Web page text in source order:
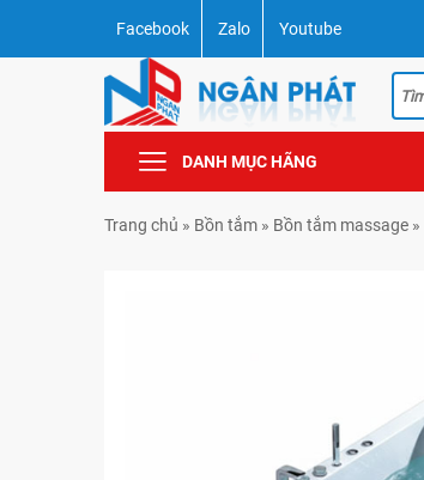
Facebook Zalo Youtube
DANH MỤC HÃNG
Trang chủ » Bồn tắm » Bồn tắm massage »